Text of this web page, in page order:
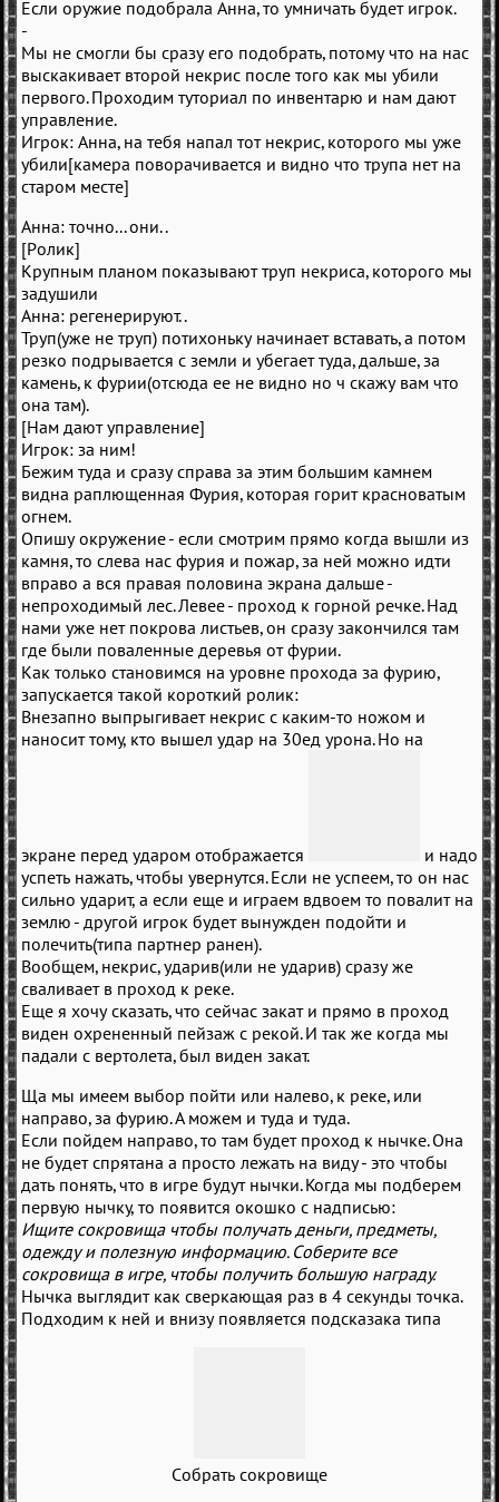
Если оружие подобрала Анна, то умничать будет игрок.
-
Мы не смогли бы сразу его подобрать, потому что на нас
выскакивает второй некрис после того как мы убили
первого. Проходим туториал по инвентарю и нам дают
управление.
Игрок: Анна, на тебя напал тот некрис, которого мы уже
убили[камера поворачивается и видно что трупа нет на
старом месте]
Анна: точно... они..
[Ролик]
Крупным планом показывают труп некриса, которого мы
задушили
Анна: регенерируют..
Труп(уже не труп) потихоньку начинает вставать, а потом
резко подрывается с земли и убегает туда, дальше, за
камень, к фурии(отсюда ее не видно но ч скажу вам что
она там).
[Нам дают управление]
Игрок: за ним!
Бежим туда и сразу справа за этим большим камнем
видна раплющенная Фурия, которая горит красноватым
огнем.
Опишу окружение - если смотрим прямо когда вышли из
камня, то слева нас фурия и пожар, за ней можно идти
вправо а вся правая половина экрана дальше -
непроходимый лес. Левее - проход к горной речке. Над
нами уже нет покрова листьев, он сразу закончился там
где были поваленные деревья от фурии.
Как только становимся на уровне прохода за фурию,
запускается такой короткий ролик:
Внезапно выпрыгивает некрис с каким-то ножом и
наносит тому, кто вышел удар на 30ед урона. Но на
экране перед ударом отображается
и надо
успеть нажать, чтобы увернутся. Если не успеем, то он нас
сильно ударит, а если еще и играем вдвоем то повалит на
землю - другой игрок будет вынужден подойти и
полечить(типа партнер ранен).
Вообщем, некрис, ударив(или не ударив) сразу же
сваливает в проход к реке.
Еще я хочу сказать, что сейчас закат и прямо в проход
виден охрененный пейзаж с рекой. И так же когда мы
падали с вертолета, был виден закат.
Ща мы имеем выбор пойти или налево, к реке, или
направо, за фурию. А можем и туда и туда.
Если пойдем направо, то там будет проход к нычке. Она
не будет спрятана а просто лежать на виду - это чтобы
дать понять, что в игре будут нычки. Когда мы подберем
первую нычку, то появится окошко с надписью:
Ищите сокровища чтобы получать деньги, предметы,
одежду и полезную информацию. Соберите все
сокровища в игре, чтобы получить большую награду.
Нычка выглядит как сверкающая раз в 4 секунды точка.
Подходим к ней и внизу появляется подсказака типа
Собрать сокровище